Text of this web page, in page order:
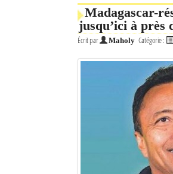
Madagascar-
jusqu’ici à près
Écrit par Maholy Catégorie :